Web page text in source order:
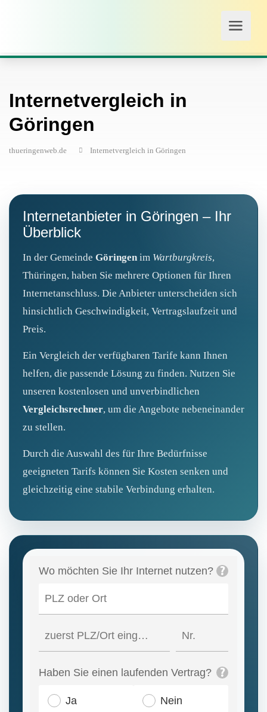
Internetvergleich in
Göringen
thueringenweb.de Internetvergleich in Göringen
Internetanbieter in Göringen – Ihr
Überblick
In der Gemeinde Göringen im Wartburgkreis,
Thüringen, haben Sie mehrere Optionen für Ihren
Internetanschluss. Die Anbieter unterscheiden sich
hinsichtlich Geschwindigkeit, Vertragslaufzeit und
Preis.
Ein Vergleich der verfügbaren Tarife kann Ihnen
helfen, die passende Lösung zu finden. Nutzen Sie
unseren kostenlosen und unverbindlichen
Vergleichsrechner, um die Angebote nebeneinander
zu stellen.
Durch die Auswahl des für Ihre Bedürfnisse
geeigneten Tarifs können Sie Kosten senken und
gleichzeitig eine stabile Verbindung erhalten.